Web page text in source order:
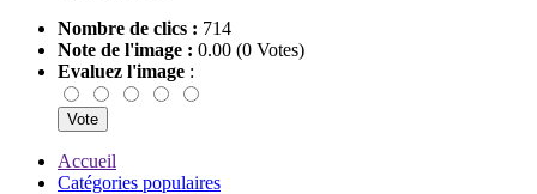
Nombre de clics : 714
Note de l'image : 0.00 (0 Votes)
Evaluez l'image :
Accueil
Catégories populaires